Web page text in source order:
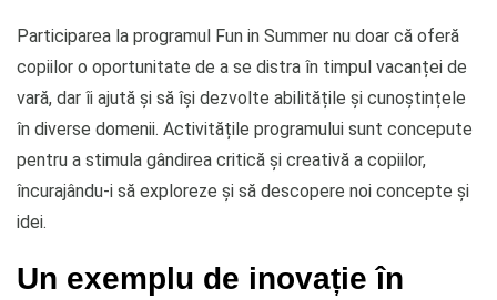
Participarea la programul Fun in Summer nu doar că oferă
copiilor o oportunitate de a se distra în timpul vacanței de
vară, dar îi ajută și să își dezvolte abilitățile și cunoștințele
în diverse domenii. Activitățile programului sunt concepute
pentru a stimula gândirea critică și creativă a copiilor,
încurajându-i să exploreze și să descopere noi concepte și
idei.
Un exemplu de inovație în